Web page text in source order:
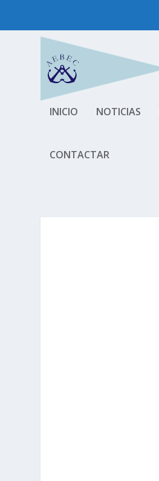
INICIO NOTICIAS
CONTACTAR